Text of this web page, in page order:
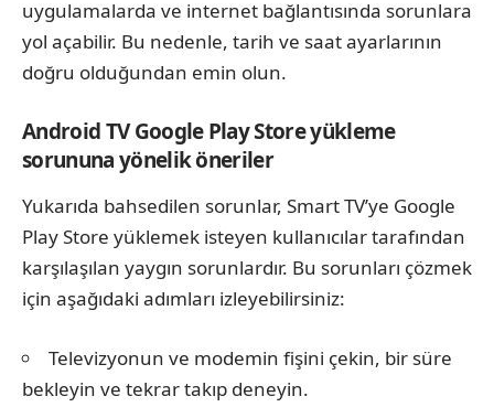
uygulamalarda ve internet bağlantısında sorunlara
yol açabilir. Bu nedenle, tarih ve saat ayarlarının
doğru olduğundan emin olun.
Android TV Google Play Store yükleme
sorununa yönelik öneriler
Yukarıda bahsedilen sorunlar, Smart TV’ye Google
Play Store yüklemek isteyen kullanıcılar tarafından
karşılaşılan yaygın sorunlardır. Bu sorunları çözmek
için aşağıdaki adımları izleyebilirsiniz:
Televizyonun ve modemin fişini çekin, bir süre
bekleyin ve tekrar takıp deneyin.